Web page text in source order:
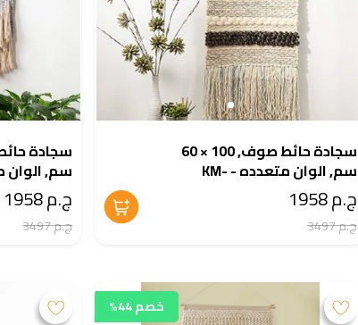
سجادة حائط صوف, 100 × 60
سم, الوان متعدده - KM-
EG175-383
ج.م 1958
ج.م 3497
EG175-380
ج.م 1958
ج.م 3497
خصم 44%